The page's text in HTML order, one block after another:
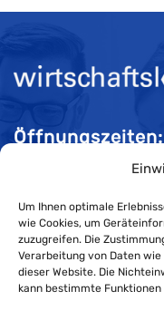
Um Ihnen optimale
wie Cookies, um
zuzugreifen. Die
Verarbeitung von Daten
dieser Website. Die
kann bestimmte
Öffnungszeiten:
Mo-Do 08:00 bis 11:30
Fr 08:00 bis 11:30 und
Impressum
Cookie-Richtlinie